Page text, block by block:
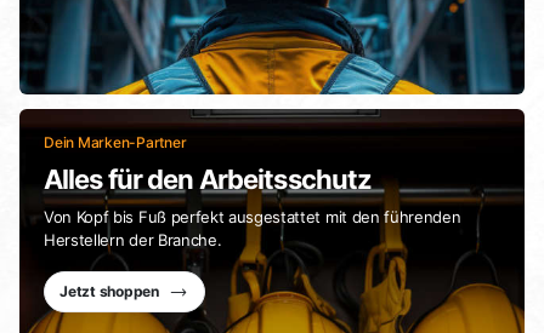
Dein Marken-Partner
Alles für den Arbeitsschutz
Von Kopf bis Fuß perfekt ausgestattet mit den führenden
Herstellern der Branche.
Jetzt shoppen